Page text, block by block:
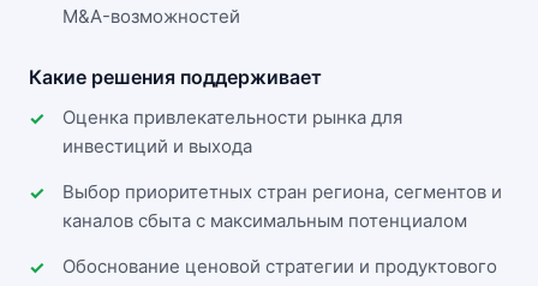
M&A-возможностей
Какие решения поддерживает
Оценка привлекательности рынка для
инвестиций и выхода
Выбор приоритетных стран региона, сегментов и
каналов сбыта с максимальным потенциалом
Обоснование ценовой стратегии и продуктового